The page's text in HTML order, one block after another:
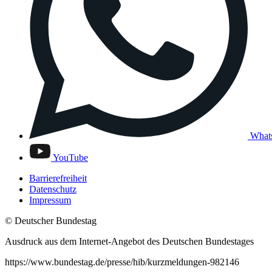
YouTube
Barrierefreiheit
Datenschutz
Impressum
© Deutscher Bundestag
Ausdruck aus dem Internet-Angebot des Deutschen Bundestages
https://www.bundestag.de/presse/hib/kurzmeldungen-982146